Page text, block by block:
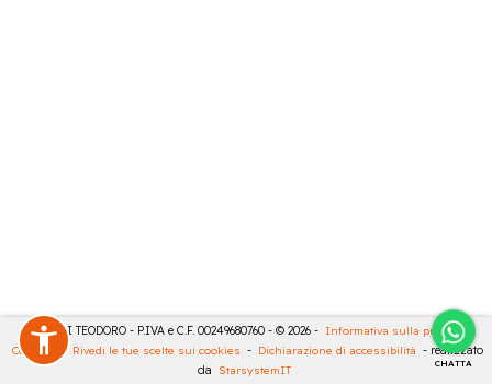
CHATTA
MASULLI TEODORO - P.IVA e C.F. 00249680760 - © 2026 - Informativa sulla privacy -
Cookies
- Rivedi le tue scelte sui cookies - Dichiarazione di accessibilità - realizzato
da StarsystemIT